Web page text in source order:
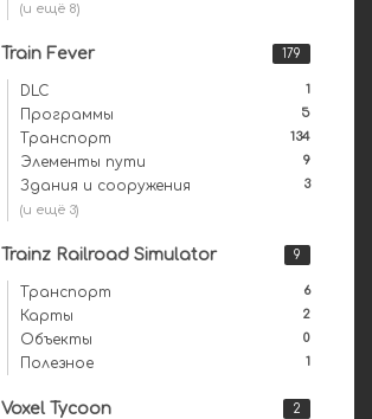
(и ещё 8)
179
Train Fever
1
DLC
5
Программы
134
Транспорт
9
Элементы пути
3
Здания и сооружения
(и ещё 3)
9
Trainz Railroad Simulator
6
Транспорт
2
Карты
0
Объекты
1
Полезное
2
Voxel Tycoon